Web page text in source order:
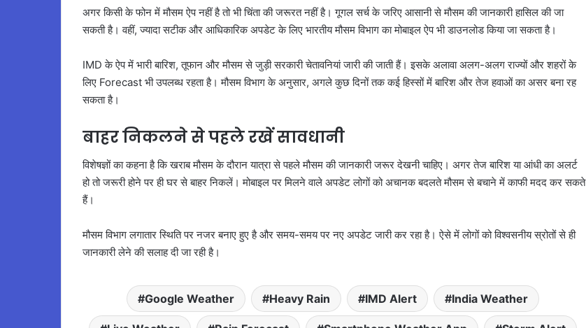
अगर किसी के फोन में मौसम ऐप नहीं है तो भी चिंता की जरूरत नहीं है। गूगल सर्च के जरिए आसानी से मौसम की जानकारी हासिल की जा
सकती है। वहीं, ज्यादा सटीक और आधिकारिक अपडेट के लिए भारतीय मौसम विभाग का मोबाइल ऐप भी डाउनलोड किया जा सकता है।
IMD के ऐप में भारी बारिश, तूफान और मौसम से जुड़ी सरकारी चेतावनियां जारी की जाती हैं। इसके अलावा अलग-अलग राज्यों और शहरों के
लिए Forecast भी उपलब्ध रहता है। मौसम विभाग के अनुसार, अगले कुछ दिनों तक कई हिस्सों में बारिश और तेज हवाओं का असर बना रह
सकता है।
बाहर निकलने से पहले रखें सावधानी
विशेषज्ञों का कहना है कि खराब मौसम के दौरान यात्रा से पहले मौसम की जानकारी जरूर देखनी चाहिए। अगर तेज बारिश या आंधी का अलर्ट
हो तो जरूरी होने पर ही घर से बाहर निकलें। मोबाइल पर मिलने वाले अपडेट लोगों को अचानक बदलते मौसम से बचाने में काफी मदद कर सकते
हैं।
मौसम विभाग लगातार स्थिति पर नजर बनाए हुए है और समय-समय पर नए अपडेट जारी कर रहा है। ऐसे में लोगों को विश्वसनीय स्रोतों से ही
जानकारी लेने की सलाह दी जा रही है।
Google Weather Heavy Rain IMD Alert India Weather